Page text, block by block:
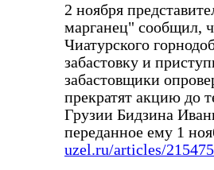
2 ноября
марганец" сообщил,
Чиатурского
забастовку и
забастовщики
прекратят акцию до
Грузии Бидзина
переданное ему 1
uzel.ru/articles/